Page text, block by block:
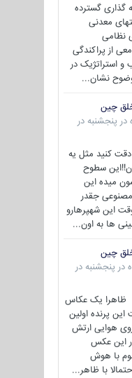
گسترده
معدنی
نظامی
از پراکندگی
و استراتژیک در
نشان...
چين
در پنجشنبه در
کنید مثل یه
سطوح
میده این
جقدر
این شهپرهارو
ها به اون...
چين
در پنجشنبه در
جی -36 ظاهرا یک عکاس
پرنده اولین
هوایی ارتش
این عکس
با هوش
با ظاهر...